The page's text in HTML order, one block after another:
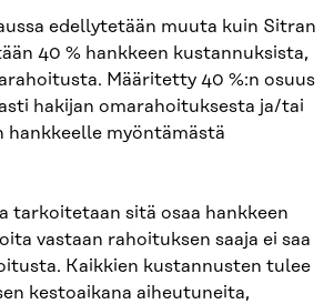
edellytetään muuta kuin Sitran
40 % hankkeen kustannuksista,
Määritetty 40 %:n osuus
hakijan omarahoituksesta ja/tai
hankkeelle myöntämästä
tarkoitetaan sitä osaa hankkeen
vastaan rahoituksen saaja ei saa
Kaikkien kustannusten tulee
kestoaikana aiheutuneita,